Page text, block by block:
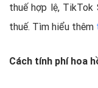
thuế hợp lệ,
thuế. Tìm hiểu thêm
Cách tính phí hoa